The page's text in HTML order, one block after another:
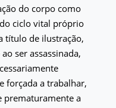
do corpo como
ciclo vital próprio
título de ilustração,
ser assassinada,
forçada a trabalhar,
prematuramente a